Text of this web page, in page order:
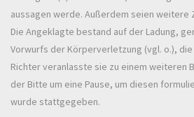
aussagen werde. Außerdem seien weitere
Die Angeklagte bestand auf der Ladung,
Vorwurfs der Körperverletzung (vgl. o.),
Richter veranlasste sie zu einem weiteren
der Bitte um eine Pause, um diesen
wurde stattgegeben.